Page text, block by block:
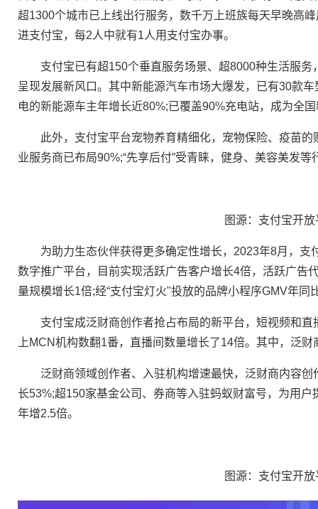
超1300个城市已上线出行服务，数千万上班族每天早晚高
进支付宝，每2人中就有1人用支付宝办事。
支付宝已有超150个垂直服务场景、超8000种生活服务
呈现发展新风口。其中新能源汽车市场大爆发，已有30款
电的新能源车主年增长近80%;已覆盖90%充电站，成为全
此外，支付宝平台宠物养育精细化，宠物保险、疫苗的
业服务商已布局90%;“先享后付”受青睐，健身、美容美发
图源：支付宝开
为助力生态伙伴获得更多确定性增长，2023年8月，支
数字推广平台，目前实现活跃广告客户增长4倍，活跃广告
量规模增长1倍;经“支付宝灯火"投放的品牌小程序GMV年同
支付宝成泛财商创作者抢占布局的新平台，短视频和直
上MCN机构数翻1番，直播间数量增长了14倍。其中，泛
泛财商领域创作者、入驻机构增速最快，泛财商内容创
长53%;超150家基金公司、券商等入驻蚂蚁财富号，为用
年增2.5倍。
图源：支付宝开